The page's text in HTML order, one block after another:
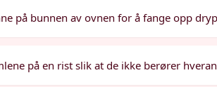
på bunnen av ovnen for å fange opp
på en rist slik at de ikke berører